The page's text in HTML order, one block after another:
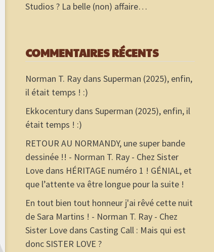
Studios ? La belle (non) affaire…
COMMENTAIRES RÉCENTS
Norman T. Raydans Superman (2025), enfin,
il était temps ! :)
Ekkocenturydans Superman (2025), enfin, il
était temps ! :)
RETOUR AU NORMANDY, une super bande
dessinée !! - Norman T. Ray - Chez Sister
Lovedans HÉRITAGE numéro 1 ! GÉNIAL, et
que l’attente va être longue pour la suite !
En tout bien tout honneur j'ai rêvé cette nuit
de Sara Martins ! - Norman T. Ray - Chez
Sister Lovedans Casting Call : Mais qui est
donc SISTER LOVE ?